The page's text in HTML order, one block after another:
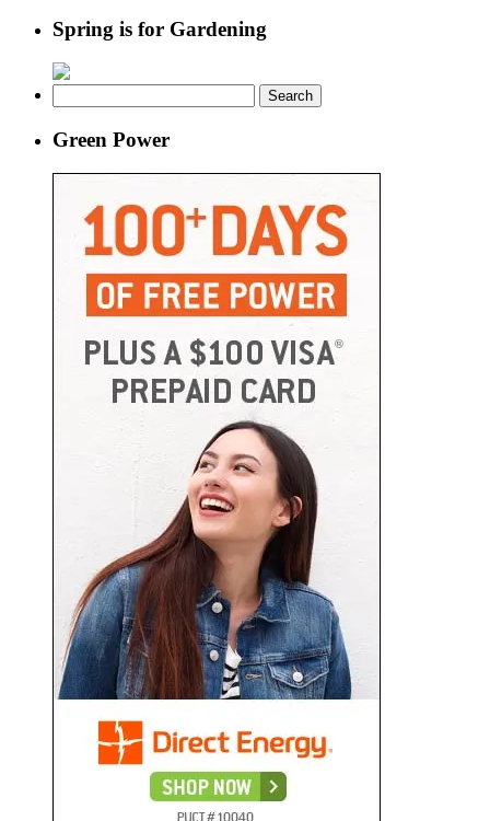
Spring is for Gardening
for:
Green Power